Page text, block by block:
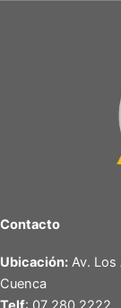
Contacto
Ubicación: Av. Los
Cuenca